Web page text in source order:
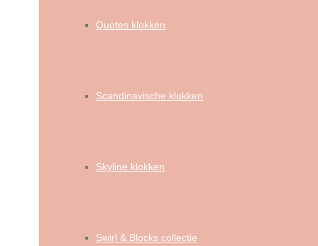
Quotes klokken
Scandinavische klokken
Skyline klokken
Swirl & Blocks collectie